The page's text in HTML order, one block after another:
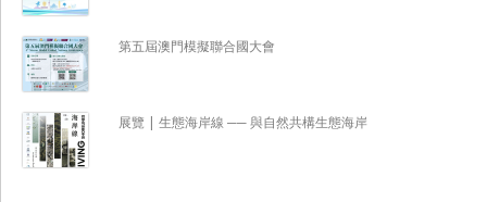
第五屆澳門模擬聯合國大會
展覽 | 生態海岸線 ── 與自然共構生態海岸